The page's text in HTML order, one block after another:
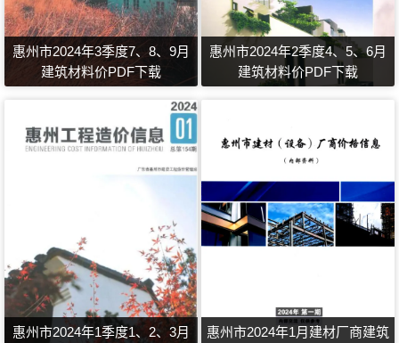
惠州市2024年3季度7、8、9月
建筑材料价PDF下载
惠州市2024年2季度4、5、6月
建筑材料价PDF下载
惠州市2024年1季度1、2、3月
惠州市2024年1月建材厂商建筑